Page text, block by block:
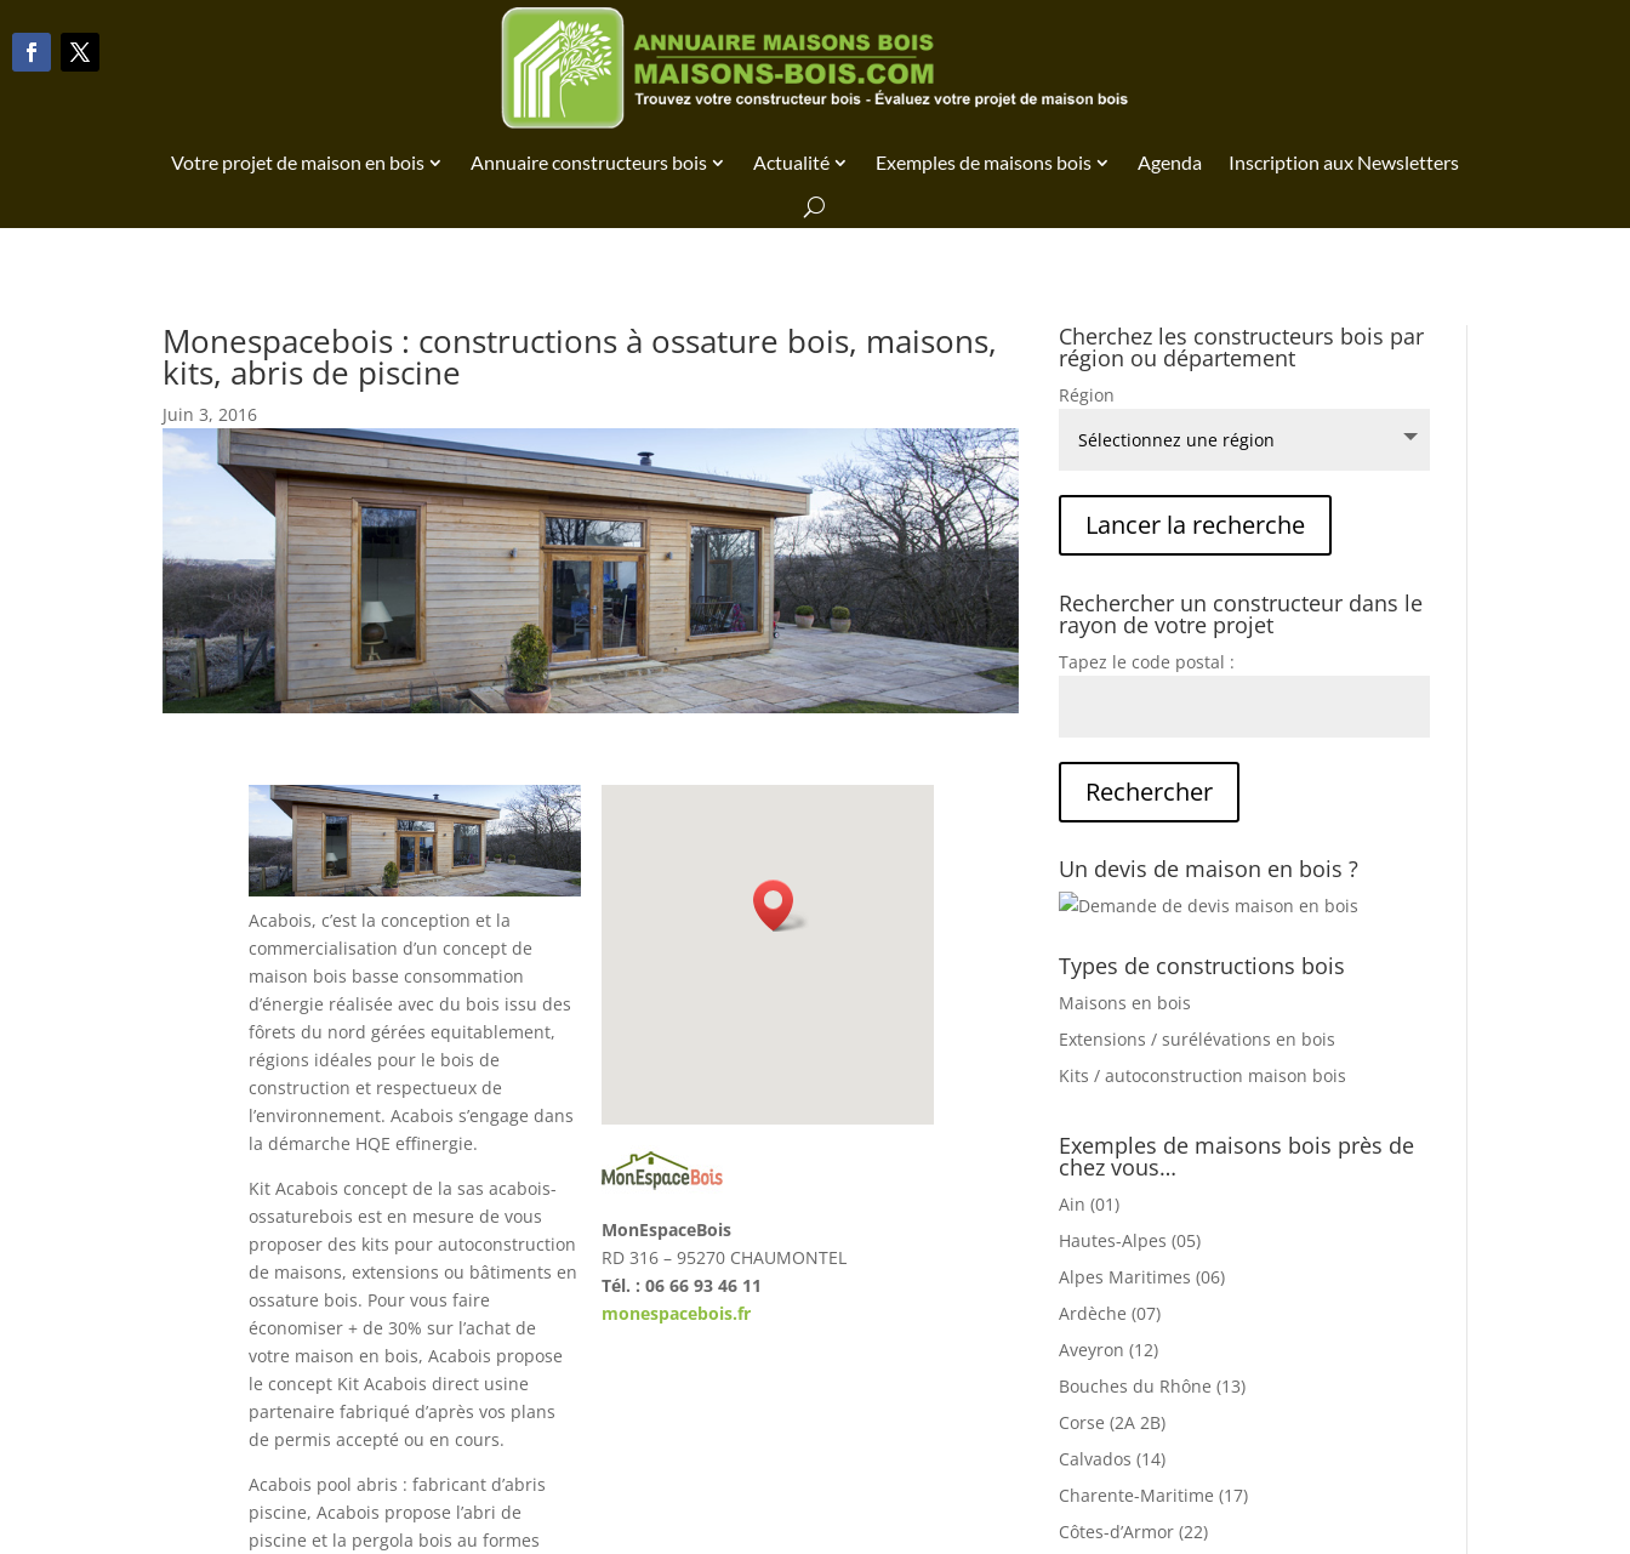
Votre projet de maison en bois Annuaire constructeurs bois Actualité Exemples de maisons bois Agenda Inscription aux Newsletters
Monespacebois : constructions à ossature bois, maisons,
kits, abris de piscine
Juin 3, 2016
Acabois, c’est la conception et la
commercialisation d’un concept de
maison bois basse consommation
d’énergie réalisée avec du bois issu des
fôrets du nord gérées equitablement,
régions idéales pour le bois de
construction et respectueux de
l’environnement. Acabois s’engage dans
la démarche HQE effinergie.
Kit Acabois concept de la sas acabois-
ossaturebois est en mesure de vous
proposer des kits pour autoconstruction
de maisons, extensions ou bâtiments en
ossature bois. Pour vous faire
économiser + de 30% sur l’achat de
votre maison en bois, Acabois propose
le concept Kit Acabois direct usine
partenaire fabriqué d’après vos plans
de permis accepté ou en cours.
Acabois pool abris : fabricant d’abris
piscine, Acabois propose l’abri de
piscine et la pergola bois au formes
MonEspaceBois
RD 316 – 95270 CHAUMONTEL
Tél. : 06 66 93 46 11
monespacebois.fr
Cherchez les constructeurs bois par
région ou département
Région
Rechercher un constructeur dans le
rayon de votre projet
Tapez le code postal :
Un devis de maison en bois ?
Types de constructions bois
Maisons en bois
Extensions / surélévations en bois
Kits / autoconstruction maison bois
Exemples de maisons bois près de
chez vous…
Ain (01)
Hautes-Alpes (05)
Alpes Maritimes (06)
Ardèche (07)
Aveyron (12)
Bouches du Rhône (13)
Corse (2A 2B)
Calvados (14)
Charente-Maritime (17)
Côtes-d’Armor (22)